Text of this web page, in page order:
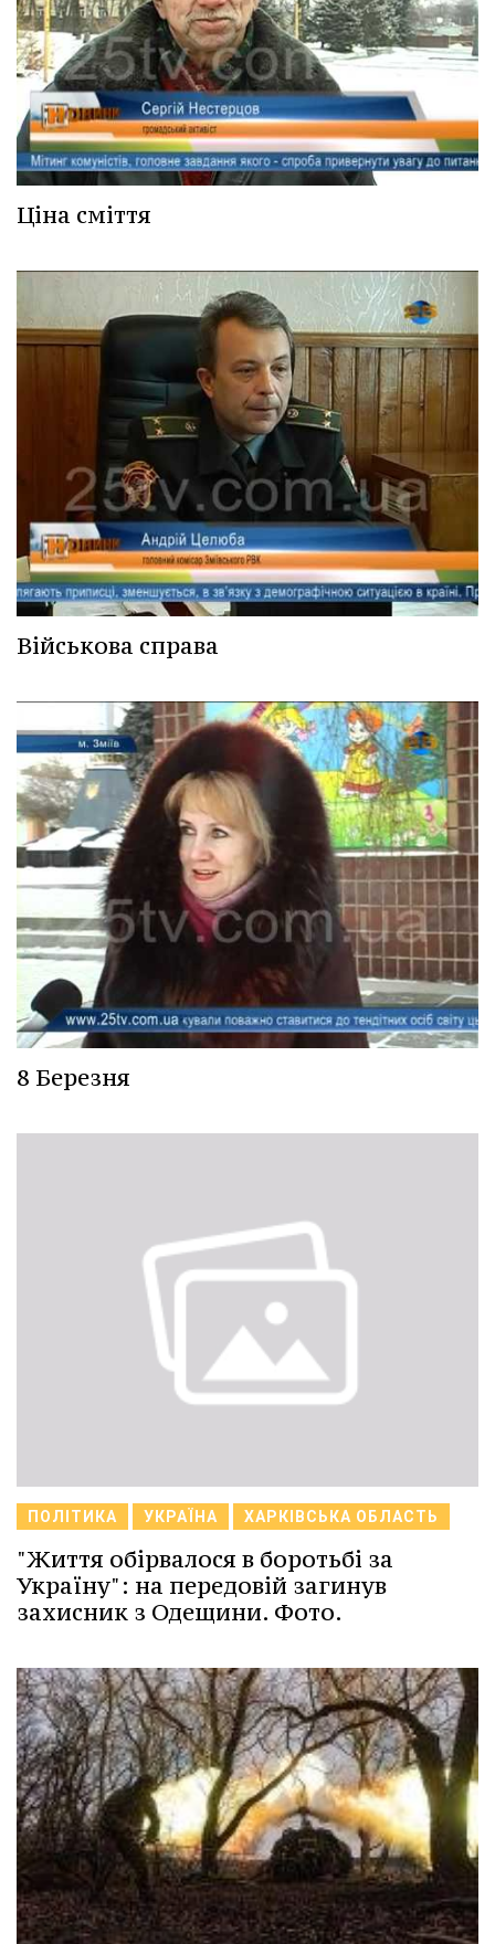
Ціна сміття
Військова справа
8 Березня
ПОЛІТИКА УКРАЇНА ХАРКІВСЬКА ОБЛАСТЬ
"Життя обірвалося в боротьбі за
Україну": на передовій загинув
захисник з Одещини. Фото.